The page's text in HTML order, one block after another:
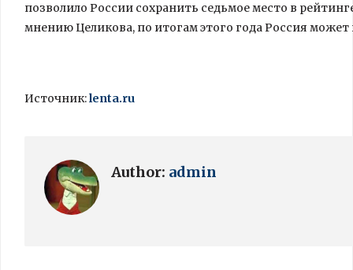
позволило России сохранить седьмое место в
мнению Целикова, по итогам этого года Россия
Источник:lenta.ru
Author: admin